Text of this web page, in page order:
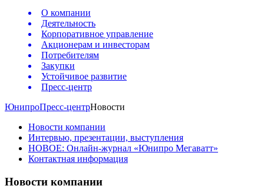
О компании
Деятельность
Корпоративное управление
Акционерам и инвесторам
Потребителям
Закупки
Устойчивое развитие
Пресс-центр
ЮнипроПресс-центрНовости
Новости компании
Интервью, презентации, выступления
НОВОЕ: Онлайн-журнал «Юнипро Мегаватт»
Контактная информация
Новости компании